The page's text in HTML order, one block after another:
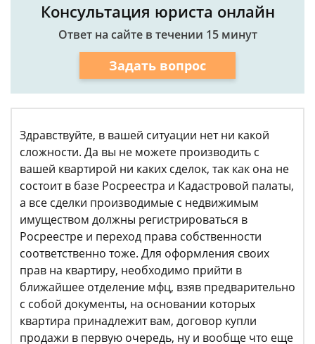
Консультация юриста онлайн
Ответ на сайте в течении 15 минут
Задать вопрос
Здравствуйте, в вашей ситуации нет ни какой
сложности. Да вы не можете производить с
вашей квартирой ни каких сделок, так как она не
состоит в базе Росреестра и Кадастровой палаты,
а все сделки производимые с недвижимым
имуществом должны регистрироваться в
Росреестре и переход права собственности
соответственно тоже. Для оформления своих
прав на квартиру, необходимо прийти в
ближайшее отделение мфц, взяв предварительно
с собой документы, на основании которых
квартира принадлежит вам, договор купли
продажи в первую очередь, ну и вообще что еще